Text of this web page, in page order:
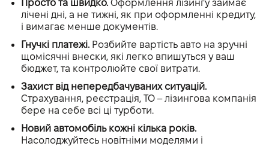
Просто та швидко. Оформлення лізингу займає
лічені дні, а не тижні, як при оформленні кредиту,
і вимагає менше документів.
Гнучкі платежі. Розбийте вартість авто на зручні
щомісячні внески, які легко впишуться у ваш
бюджет, та контролюйте свої витрати.
Захист від непередбачуваних ситуацій.
Страхування, реєстрація, ТО – лізингова компанія
бере на себе всі ці турботи.
Новий автомобіль кожні кілька років.
Насолоджуйтесь новітніми моделями і